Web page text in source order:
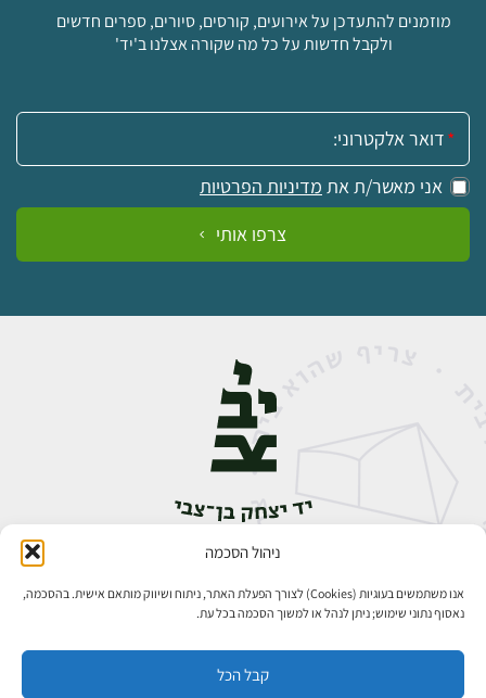
ניהול הסכמה
אנו משתמשים בעוגיות (Cookies) לצורך הפעלת האתר, ניתוח ושיווק מותאם אישית. בהסכמה,
נאסוף נתוני שימוש; ניתן לנהל או למשוך הסכמה בכל עת.
קבל הכל
₪
מוזמנים להתעדכן על אירועים, קורסים, סיורים, ספרים חדשים
ולקבל חדשות על כל מה שקורה אצלנו ב'יד'
אימייל:
אני מאשר/ת את מדיניות הפרטיות
צרפו אותי
אבן גבירול 14, רחביה, ירושלים